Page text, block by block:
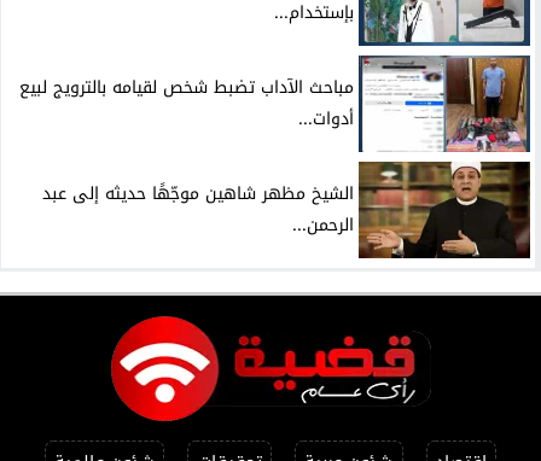
بإستخدام...
مباحث الآداب تضبط شخص لقيامه بالترويج لبيع
أدوات...
الشيخ مظهر شاهين موجّهًا حديثه إلى عبد
الرحمن...